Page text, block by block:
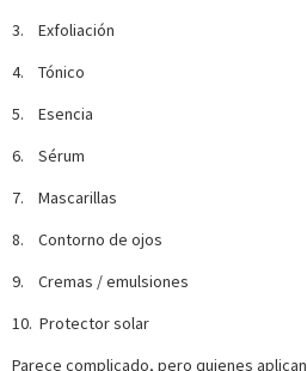
3. Exfoliación
4. Tónico
5. Esencia
6. Sérum
7. Mascarillas
8. Contorno de ojos
9. Cremas / emulsiones
10. Protector solar
Parece complicado, pero quienes